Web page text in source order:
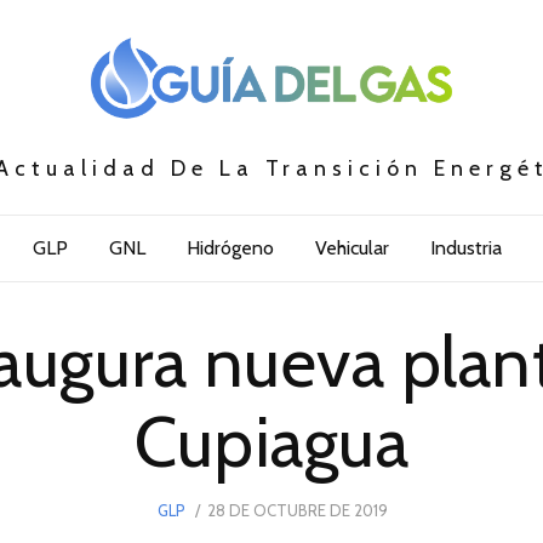
De La Transición
GLP GNL Hidrógeno Vehicular Industria
nueva
Cupiagua
GLP
POSTED
28 DE OCTUBRE DE 2019